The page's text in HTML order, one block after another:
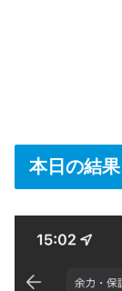
本日の結果